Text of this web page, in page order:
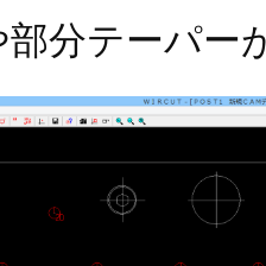
分テーパー